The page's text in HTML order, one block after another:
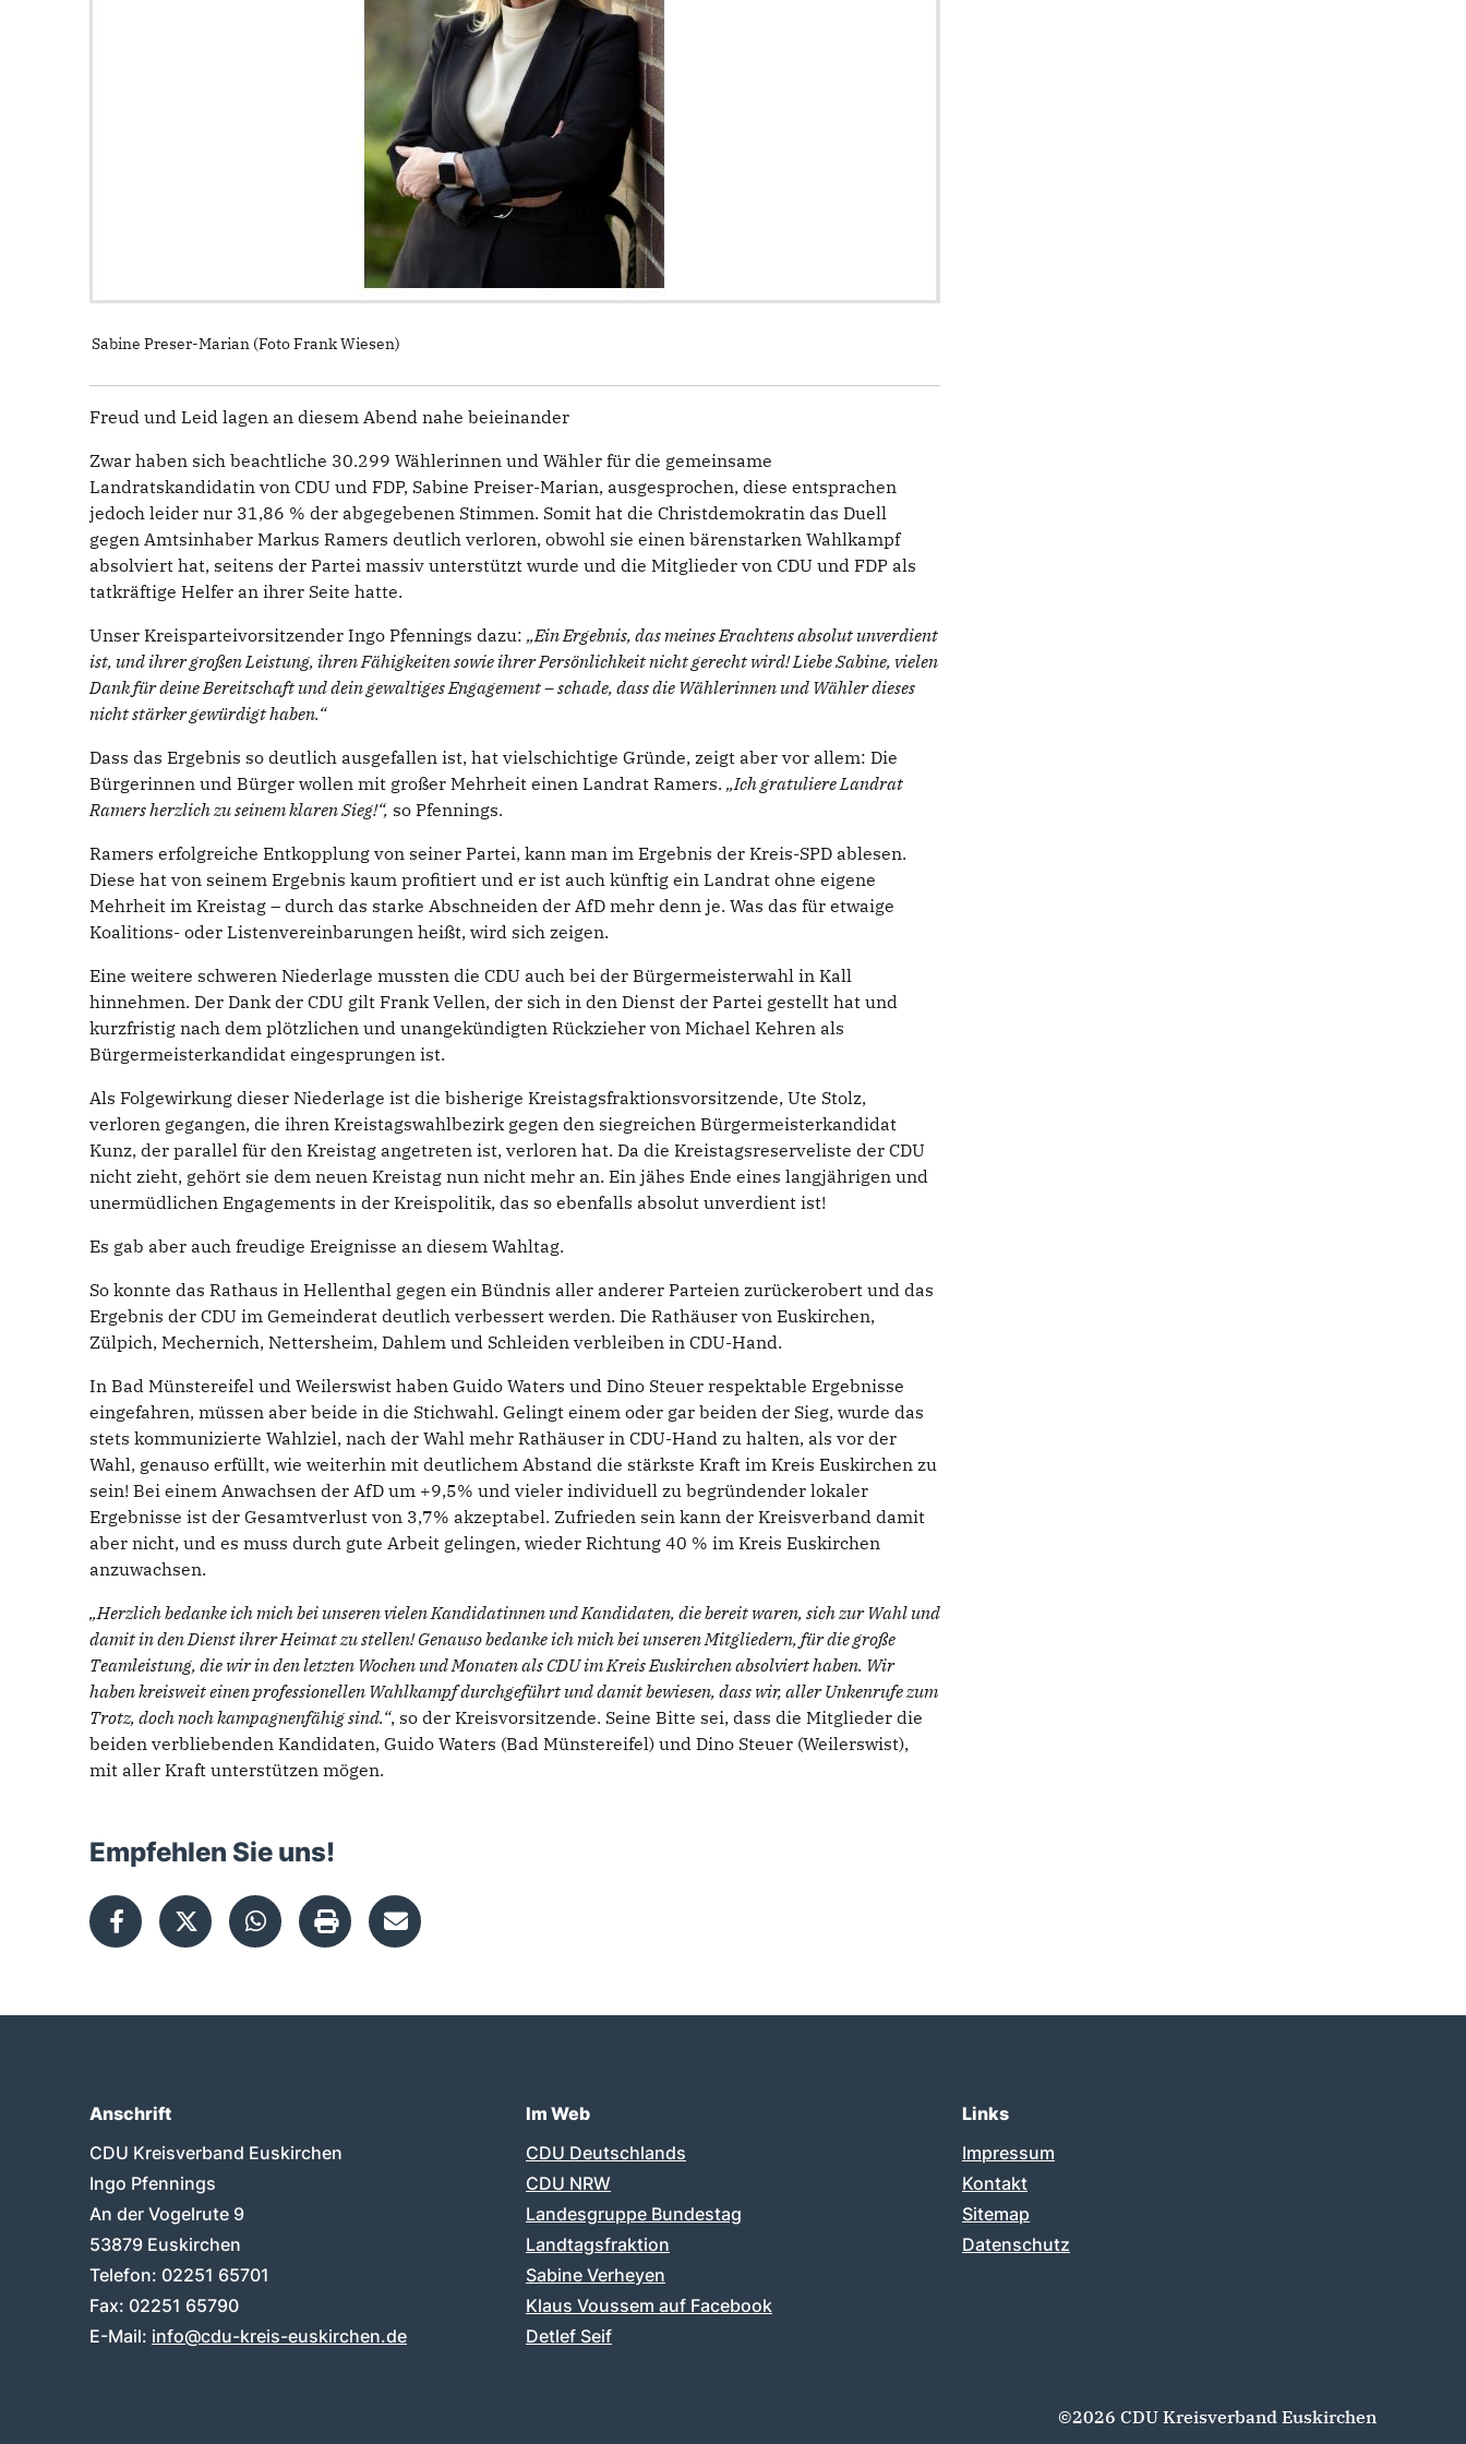
Sabine Preser-Marian (Foto Frank Wiesen)
Freud und Leid lagen an diesem Abend nahe beieinander
Zwar haben sich beachtliche 30.299 Wählerinnen und Wähler für die gemeinsame
Landratskandidatin von CDU und FDP, Sabine Preiser-Marian, ausgesprochen, diese entsprachen
jedoch leider nur 31,86 % der abgegebenen Stimmen. Somit hat die Christdemokratin das Duell
gegen Amtsinhaber Markus Ramers deutlich verloren, obwohl sie einen bärenstarken Wahlkampf
absolviert hat, seitens der Partei massiv unterstützt wurde und die Mitglieder von CDU und FDP als
tatkräftige Helfer an ihrer Seite hatte.
Unser Kreisparteivorsitzender Ingo Pfennings dazu: „Ein Ergebnis, das meines Erachtens absolut unverdient
ist, und ihrer großen Leistung, ihren Fähigkeiten sowie ihrer Persönlichkeit nicht gerecht wird! Liebe Sabine, vielen
Dank für deine Bereitschaft und dein gewaltiges Engagement – schade, dass die Wählerinnen und Wähler dieses
nicht stärker gewürdigt haben.“
Dass das Ergebnis so deutlich ausgefallen ist, hat vielschichtige Gründe, zeigt aber vor allem: Die
Bürgerinnen und Bürger wollen mit großer Mehrheit einen Landrat Ramers. „Ich gratuliere Landrat
Ramers herzlich zu seinem klaren Sieg!“, so Pfennings.
Ramers erfolgreiche Entkopplung von seiner Partei, kann man im Ergebnis der Kreis-SPD ablesen.
Diese hat von seinem Ergebnis kaum profitiert und er ist auch künftig ein Landrat ohne eigene
Mehrheit im Kreistag – durch das starke Abschneiden der AfD mehr denn je. Was das für etwaige
Koalitions- oder Listenvereinbarungen heißt, wird sich zeigen.
Eine weitere schweren Niederlage mussten die CDU auch bei der Bürgermeisterwahl in Kall
hinnehmen. Der Dank der CDU gilt Frank Vellen, der sich in den Dienst der Partei gestellt hat und
kurzfristig nach dem plötzlichen und unangekündigten Rückzieher von Michael Kehren als
Bürgermeisterkandidat eingesprungen ist.
Als Folgewirkung dieser Niederlage ist die bisherige Kreistagsfraktionsvorsitzende, Ute Stolz,
verloren gegangen, die ihren Kreistagswahlbezirk gegen den siegreichen Bürgermeisterkandidat
Kunz, der parallel für den Kreistag angetreten ist, verloren hat. Da die Kreistagsreserveliste der CDU
nicht zieht, gehört sie dem neuen Kreistag nun nicht mehr an. Ein jähes Ende eines langjährigen und
unermüdlichen Engagements in der Kreispolitik, das so ebenfalls absolut unverdient ist!
Es gab aber auch freudige Ereignisse an diesem Wahltag.
So konnte das Rathaus in Hellenthal gegen ein Bündnis aller anderer Parteien zurückerobert und das
Ergebnis der CDU im Gemeinderat deutlich verbessert werden. Die Rathäuser von Euskirchen,
Zülpich, Mechernich, Nettersheim, Dahlem und Schleiden verbleiben in CDU-Hand.
In Bad Münstereifel und Weilerswist haben Guido Waters und Dino Steuer respektable Ergebnisse
eingefahren, müssen aber beide in die Stichwahl. Gelingt einem oder gar beiden der Sieg, wurde das
stets kommunizierte Wahlziel, nach der Wahl mehr Rathäuser in CDU-Hand zu halten, als vor der
Wahl, genauso erfüllt, wie weiterhin mit deutlichem Abstand die stärkste Kraft im Kreis Euskirchen zu
sein! Bei einem Anwachsen der AfD um +9,5% und vieler individuell zu begründender lokaler
Ergebnisse ist der Gesamtverlust von 3,7% akzeptabel. Zufrieden sein kann der Kreisverband damit
aber nicht, und es muss durch gute Arbeit gelingen, wieder Richtung 40 % im Kreis Euskirchen
anzuwachsen.
„Herzlich bedanke ich mich bei unseren vielen Kandidatinnen und Kandidaten, die bereit waren, sich zur Wahl und
damit in den Dienst ihrer Heimat zu stellen! Genauso bedanke ich mich bei unseren Mitgliedern, für die große
Teamleistung, die wir in den letzten Wochen und Monaten als CDU im Kreis Euskirchen absolviert haben. Wir
haben kreisweit einen professionellen Wahlkampf durchgeführt und damit bewiesen, dass wir, aller Unkenrufe zum
Trotz, doch noch kampagnenfähig sind.“, so der Kreisvorsitzende. Seine Bitte sei, dass die Mitglieder die
beiden verbliebenden Kandidaten, Guido Waters (Bad Münstereifel) und Dino Steuer (Weilerswist),
mit aller Kraft unterstützen mögen.
Empfehlen Sie uns!
Fußbereich
Anschrift
CDU Kreisverband Euskirchen
Ingo Pfennings
An der Vogelrute 9
53879 Euskirchen
Telefon: 02251 65701
Fax: 02251 65790
E-Mail: info@cdu-kreis-euskirchen.de
Im Web
CDU Deutschlands
CDU NRW
Landesgruppe Bundestag
Landtagsfraktion
Sabine Verheyen
Klaus Voussem auf Facebook
Detlef Seif
Links
Impressum
Kontakt
Sitemap
Datenschutz
©2026 CDU Kreisverband Euskirchen